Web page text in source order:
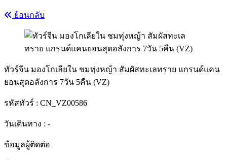
ย้อนกลับ
ทัวร์จีน มองโกเลียใน ชมทุ่งหญ้า สัมผัสทะเลทราย แกรนด์แคน
ยอนสุดอลังการ 7วัน 5คืน (VZ)
รหัสทัวร์ : CN_VZ00586
วันเดินทาง : -
ข้อมูลผู้ติดต่อ